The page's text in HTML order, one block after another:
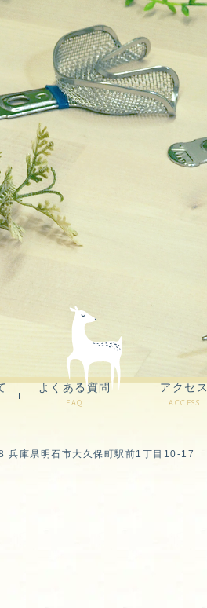
よくある質問
FAQ
アクセス
ACCESS
兵庫県明石市大久保町駅前1丁目10-17